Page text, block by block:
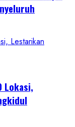
Lestarikan
Lokasi,